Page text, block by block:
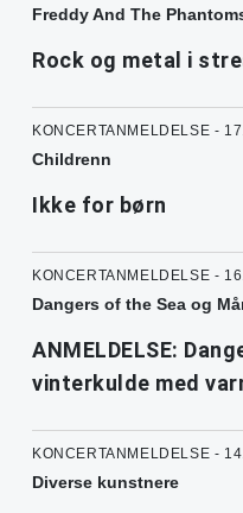
Freddy And The
Rock og metal i
KONCERTANMELDELSE -
Childrenn
Ikke for børn
KONCERTANMELDELSE -
Dangers of the Sea og
ANMELDELSE:
vinterkulde med
KONCERTANMELDELSE -
Diverse kunstnere